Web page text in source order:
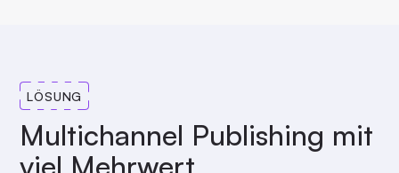
LÖSUNG
Multichannel Publishing mit